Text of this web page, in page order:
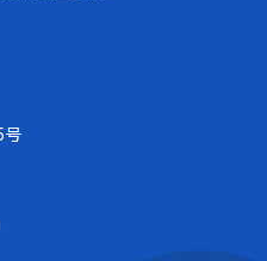
号